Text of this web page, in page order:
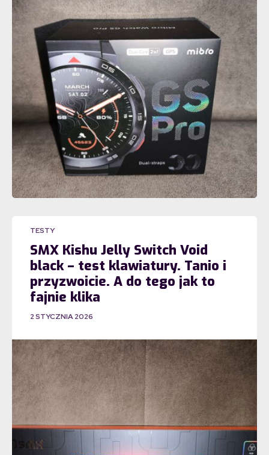
TESTY
SMX Kishu Jelly Switch Void
black – test klawiatury. Tanio i
przyzwoicie. A do tego jak to
fajnie klika
2 STYCZNIA 2026